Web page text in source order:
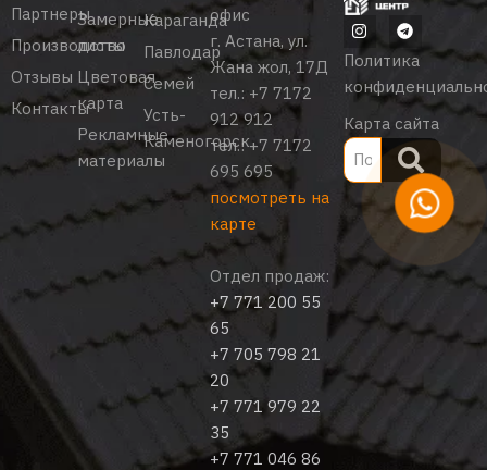
Партнеры
Производство
Отзывы
Контакты
Замерные
листы
Цветовая
карта
Рекламные
материалы
Караганда
Павлодар
Семей
Усть-
Каменогорск
офис
г. Астана, ул.
Жана жол, 17Д
тел.: +7 7172
912 912
тел.:+7 7172
695 695
посмотреть на
карте
Отдел продаж:
+7 771 200 55
65
+7 705 798 21
20
+7 771 979 22
35
+7 771 046 86
Политика
Карта сайта